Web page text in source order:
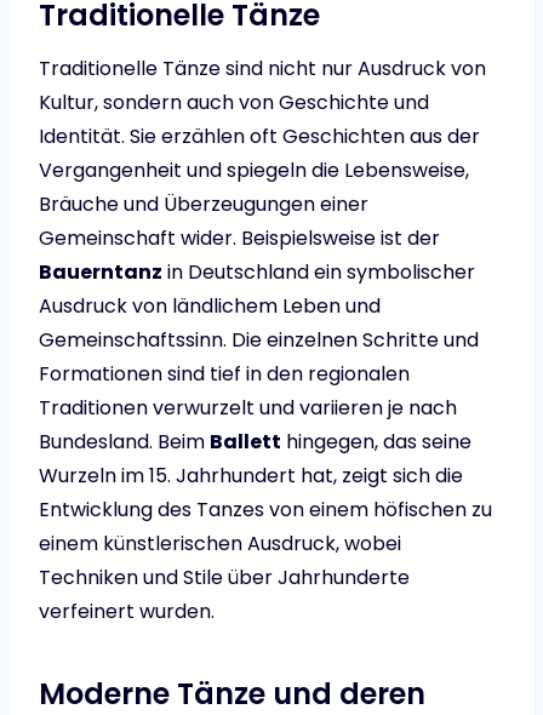
Traditionelle Tänze
Traditionelle Tänze sind nicht nur Ausdruck von
Kultur, sondern auch von Geschichte und
Identität. Sie erzählen oft Geschichten aus der
Vergangenheit und spiegeln die Lebensweise,
Bräuche und Überzeugungen einer
Gemeinschaft wider. Beispielsweise ist der
Bauerntanz in Deutschland ein symbolischer
Ausdruck von ländlichem Leben und
Gemeinschaftssinn. Die einzelnen Schritte und
Formationen sind tief in den regionalen
Traditionen verwurzelt und variieren je nach
Bundesland. Beim Ballett hingegen, das seine
Wurzeln im 15. Jahrhundert hat, zeigt sich die
Entwicklung des Tanzes von einem höfischen zu
einem künstlerischen Ausdruck, wobei
Techniken und Stile über Jahrhunderte
verfeinert wurden.
Moderne Tänze und deren